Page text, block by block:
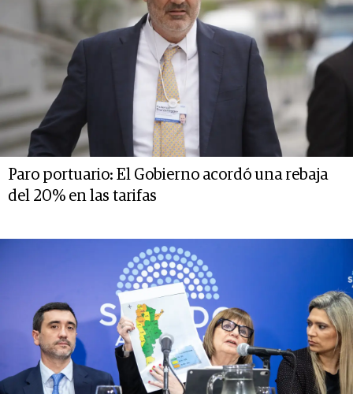
Paro portuario: El Gobierno acordó una rebaja
del 20% en las tarifas